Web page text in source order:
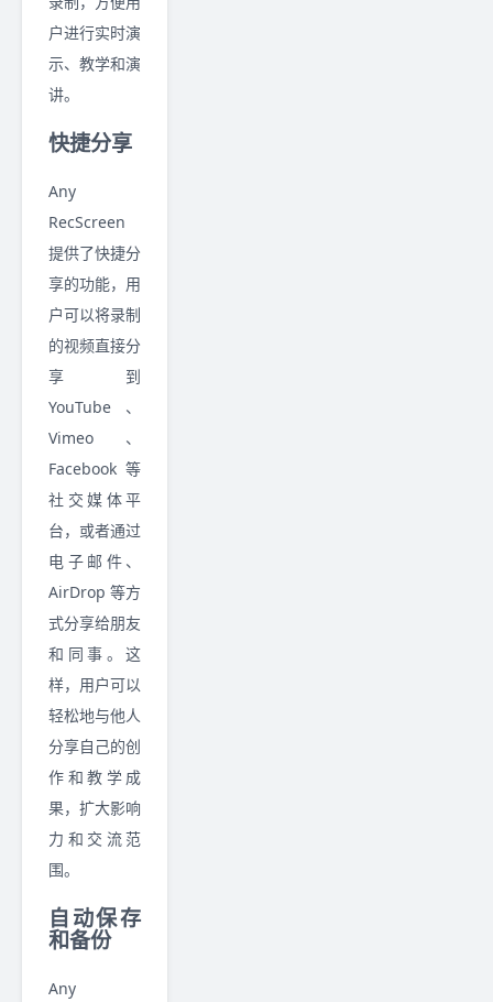
户进行实时演
示、教学和演
讲。
快捷分享
Any
RecScreen
提供了快捷分
享的功能，用
户可以将录制
的视频直接分
享到
YouTube、
Vimeo、
Facebook 等
社交媒体平
台，或者通过
电子邮件、
AirDrop 等方
式分享给朋友
和同事。这
样，用户可以
轻松地与他人
分享自己的创
作和教学成
果，扩大影响
力和交流范
围。
自动保存
和备份
Any